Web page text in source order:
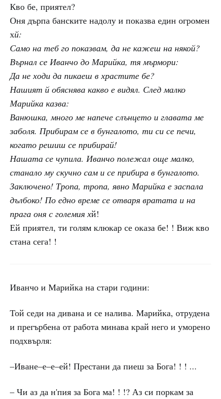
Кво бе, приятел?
Оня дърпа банските надолу и показва един огромен
хй:
Само на теб го показвам, да не кажеш на някой?
Върнал се Иванчо до Марийка, тя мърмори:
Да не ходи да пикаеш в храстите бе?
Нашият й обяснява какво е видял. След малко
Марийка казва:
Ванюшка, много ме напече слънцето и главата ме
заболя. Прибирам се в бунгалото, ти си се печи,
когато решиш се прибирай!
Нашата се чупила. Иванчо полежал още малко,
станало му скучно сам и се прибира в бунгалото.
Заключено! Тропа, тропа, явно Марийка е заспала
дълбоко! По едно време се отваря вратата и на
прага оня с големия хй!
Ей приятел, ти голям клюкар се оказа бе! ! Виж кво
стана сега! !
Иванчо и Марийка на стари години:
Той седи на дивана и се налива. Марийка, отрудена
и прегърбена от работа минава край него и уморено
подхвърля:
–Иване–е–е–ей! Престани да пиеш за Бога! ! ! ...
– Чи аз да н'пия за Бога ма! ! !? Аз си поркам за